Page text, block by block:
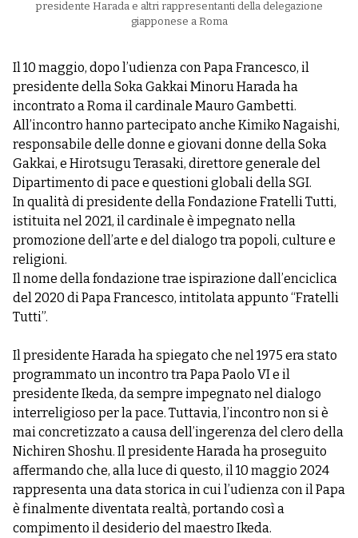
presidente Harada e altri rappresentanti della delegazione
giapponese a Roma
Il 10 maggio, dopo l’udienza con Papa Francesco, il
presidente della Soka Gakkai Minoru Harada ha
incontrato a Roma il cardinale Mauro Gambetti.
All’incontro hanno partecipato anche Kimiko Nagaishi,
responsabile delle donne e giovani donne della Soka
Gakkai, e Hirotsugu Terasaki, direttore generale del
Dipartimento di pace e questioni globali della SGI.
In qualità di presidente della Fondazione Fratelli Tutti,
istituita nel 2021, il cardinale è impegnato nella
promozione dell’arte e del dialogo tra popoli, culture e
religioni.
Il nome della fondazione trae ispirazione dall’enciclica
del 2020 di Papa Francesco, intitolata appunto “Fratelli
Tutti”.
Il presidente Harada ha spiegato che nel 1975 era stato
programmato un incontro tra Papa Paolo VI e il
presidente Ikeda, da sempre impegnato nel dialogo
interreligioso per la pace. Tuttavia, l’incontro non si è
mai concretizzato a causa dell’ingerenza del clero della
Nichiren Shoshu. Il presidente Harada ha proseguito
affermando che, alla luce di questo, il 10 maggio 2024
rappresenta una data storica in cui l’udienza con il Papa
è finalmente diventata realtà, portando così a
compimento il desiderio del maestro Ikeda.